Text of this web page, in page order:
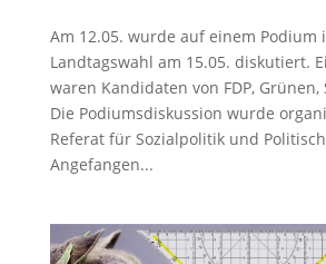
Am 12.05. wurde auf einem Podium
Landtagswahl am 15.05. diskutiert.
waren Kandidaten von FDP, Grünen,
Die Podiumsdiskussion wurde
Referat für Sozialpolitik und
Angefangen...